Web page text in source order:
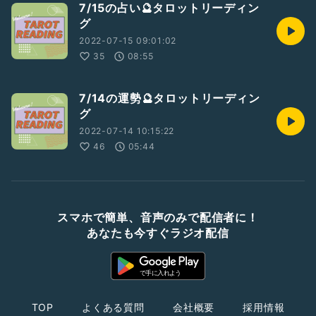
7/15の占い🔮タロットリーディン
グ
2022-07-15 09:01:02
35
08:55
7/14の運勢🔮タロットリーディン
グ
2022-07-14 10:15:22
46
05:44
スマホで簡単、音声のみで配信者に！
あなたも今すぐラジオ配信
TOP よくある質問 会社概要 採用情報